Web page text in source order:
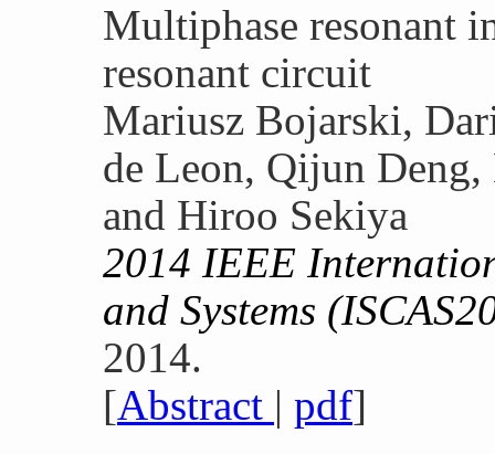
Multiphase resonant
resonant circuit
Mariusz Bojarski,
de Leon, Qijun
and Hiroo Sekiya
2014 IEEE
and Systems
2014.
[Abstract | pdf]